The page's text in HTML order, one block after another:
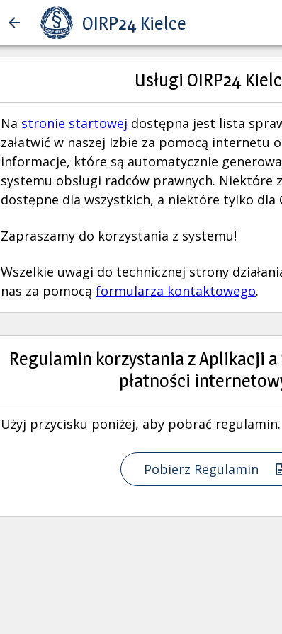
OIRP24 Kielce
Usługi OIRP24
Na stronie startowej dostępna jest lista
załatwić w naszej Izbie za pomocą internetu
informacje, które są automatycznie
systemu obsługi radców prawnych. Niektóre
dostępne dla wszystkich, a niektóre tylko dla
Zapraszamy do korzystania z systemu!
Wszelkie uwagi do technicznej strony
nas za pomocą formularza kontaktowego.
Regulamin korzystania z Aplikacji
płatności
Użyj przycisku poniżej, aby pobrać regulamin.
Pobierz Regulamin